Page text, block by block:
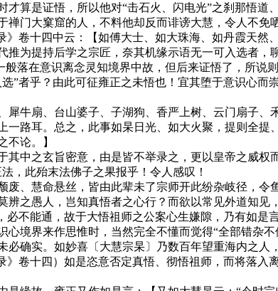
算是证悟，所以他对“击石火、闪电光”之刹那悟道
门大窠窟的人，不料他却反而诽谤大慧，令人不免哂
卷十四中云：【如傅大士、如大珠海、如丹霞天然
为提持后学之宗匠，奈其机缘示语无一可入选者，
落在意识离念灵知境界中故，但后来证悟了，所说
”者乎？由此可征雍正之未悟也！宜其堕于意识心而
牛扇、台山婆子、子湖狗、香严上树、云门扇子、
路耳。总之，此事如杲日光、如大火聚，提则全提
不论。】
之玄旨密意，由是皆不举录之，更以皇帝之威权而
，此殆末法佛子之果报乎！令人感叹！
慧命悬丝，皆由此辈未了宗师开此纷杂岐径，令
之愚人，岂知真悟者之心行？而欲以常见外道知见
不能通，故于大悟祖师之公案心生嫌隙，乃有如是
境界来作思惟时，当然完全不懂而觉得“全部错杂不
确实。如妙喜〔大慧宗杲〕乃数百年望重海内之人
卷十四）如是恣意否定真悟、彻悟祖师，而将落入